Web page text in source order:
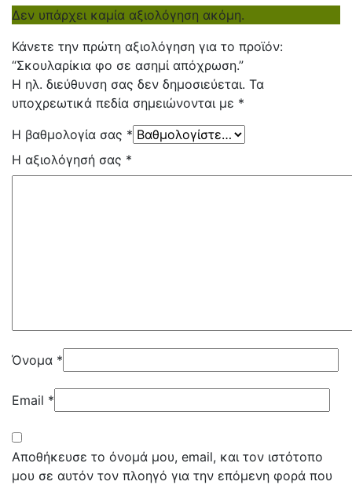
Δεν υπάρχει καμία αξιολόγηση ακόμη.
Κάνετε την πρώτη αξιολόγηση για το προϊόν:
“Σκουλαρίκια φο σε ασημί απόχρωση.”
Η ηλ. διεύθυνση σας δεν δημοσιεύεται. Τα
υποχρεωτικά πεδία σημειώνονται με *
Η βαθμολογία σας *
Η αξιολόγησή σας *
Όνομα *
Email *
Αποθήκευσε το όνομά μου, email, και τον ιστότοπο
μου σε αυτόν τον πλοηγό για την επόμενη φορά που